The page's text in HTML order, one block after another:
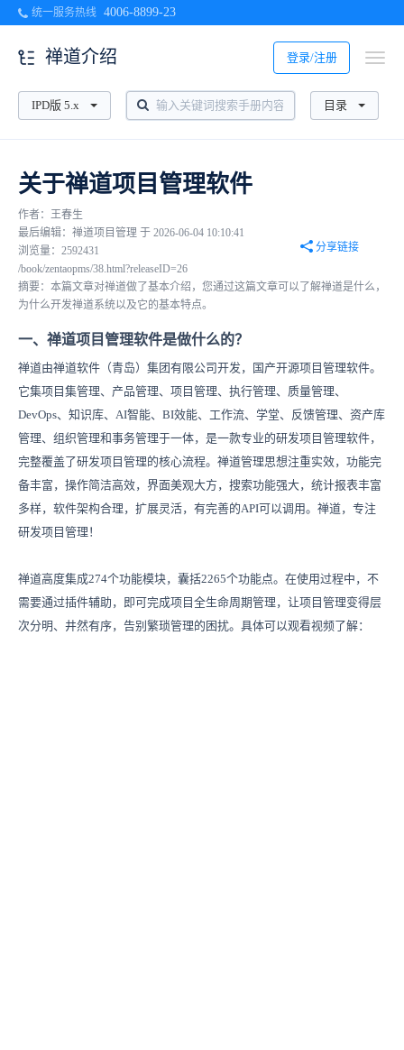
统一服务热线 4006-8899-23
登录/注册
禅道介绍
IPD版 5.x 目录
关于禅道项目管理软件
作者：王春生
最后编辑：禅道项目管理 于 2026-06-04 10:10:41
浏览量：2592431
分享链接
/book/zentaopms/38.html?releaseID=26
摘要：本篇文章对禅道做了基本介绍，您通过这篇文章可以了解禅道是什么，
为什么开发禅道系统以及它的基本特点。
一、禅道项目管理软件是做什么的？
禅道由禅道软件（青岛）集团有限公司开发，国产开源项目管理软件。
它集项目集管理、产品管理、项目管理、执行管理、质量管理、
DevOps、知识库、AI智能、BI效能、工作流、学堂、反馈管理、资产库
管理、组织管理和事务管理于一体，是一款专业的研发项目管理软件，
完整覆盖了研发项目管理的核心流程。禅道管理思想注重实效，功能完
备丰富，操作简洁高效，界面美观大方，搜索功能强大，统计报表丰富
多样，软件架构合理，扩展灵活，有完善的API可以调用。禅道，专注
研发项目管理！
禅道高度集成274个功能模块，囊括2265个功能点。在使用过程中，不
需要通过插件辅助，即可完成项目全生命周期管理，让项目管理变得层
次分明、井然有序，告别繁琐管理的困扰。具体可以观看视频了解：